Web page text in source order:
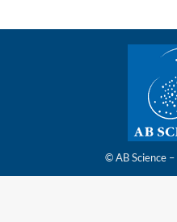
© AB Science